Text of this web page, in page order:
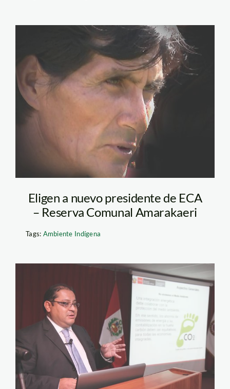
mateo_jicca_corito
Eligen a nuevo presidente de ECA
– Reserva Comunal Amarakaeri
Tags: Ambiente Indígena
camac_daniel_mem